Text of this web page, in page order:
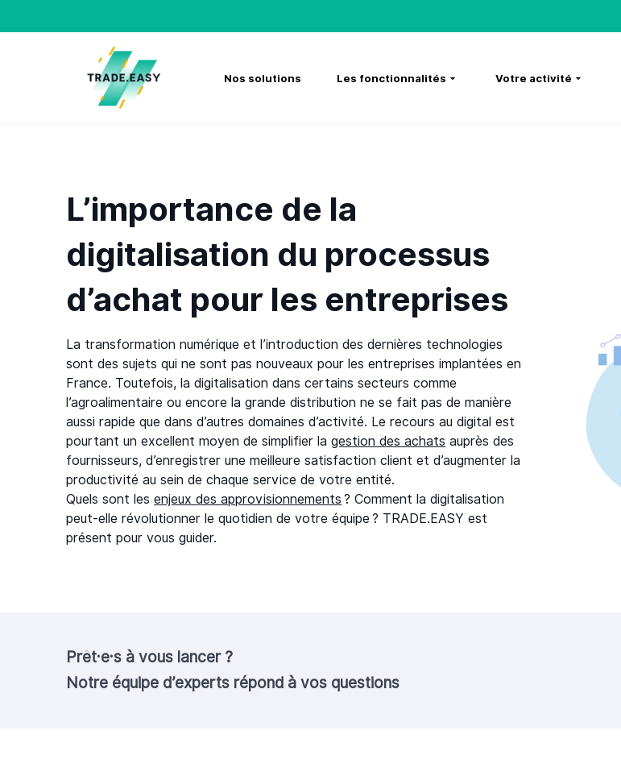
Nos solutions Les fonctionnalités Votre activité
L’importance de la
digitalisation du processus
d’achat pour les entreprises
La transformation numérique et l’introduction des dernières technologies
sont des sujets qui ne sont pas nouveaux pour les entreprises implantées en
France. Toutefois, la digitalisation dans certains secteurs comme
l’agroalimentaire ou encore la grande distribution ne se fait pas de manière
aussi rapide que dans d’autres domaines d’activité. Le recours au digital est
pourtant un excellent moyen de simplifier lagestion des achats auprès des
fournisseurs, d’enregistrer une meilleure satisfaction client et d’augmenter la
productivité au sein de chaque service de votre entité.
Quels sont lesenjeux des approvisionnements ? Comment la digitalisation
peut-elle révolutionner le quotidien de votre équipe ? TRADE.EASY est
présent pour vous guider.
Prêt·e·s à vous lancer ?
Notre équipe d’experts répond à vos questions